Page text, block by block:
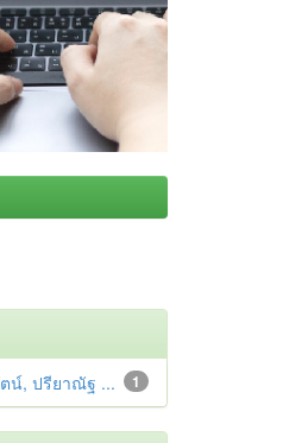
1
น์, ปรียาณัฐ ...